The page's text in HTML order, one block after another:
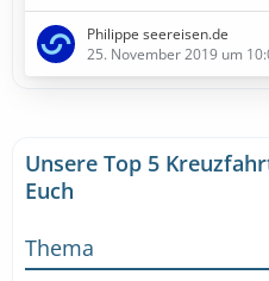
Philippe seereisen.de
25. November 2019 um
Unsere Top 5
Euch
Thema